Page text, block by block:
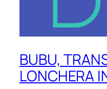
BUBU,
LONCHERA